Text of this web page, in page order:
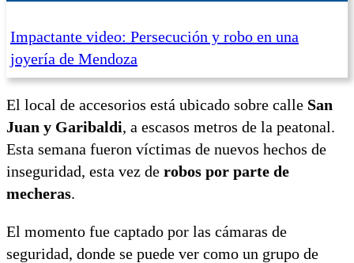
Impactante video: Persecución y robo en una
joyería de Mendoza
El local de accesorios está ubicado sobre calle San
Juan y Garibaldi, a escasos metros de la peatonal.
Esta semana fueron víctimas de nuevos hechos de
inseguridad, esta vez de robos por parte de
mecheras.
El momento fue captado por las cámaras de
seguridad, donde se puede ver como un grupo de